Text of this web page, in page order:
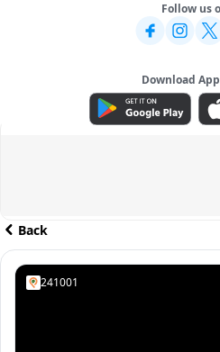
Follow us
Download
Back
241001